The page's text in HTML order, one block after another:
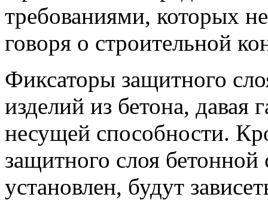
требованиями, которых
говоря о строительной
Фиксаторы защитного
изделий из бетона, давая
несущей способности.
защитного слоя
установлен, будут